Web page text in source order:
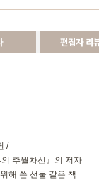
편집자 리
/
추월차선』의 저자
해 쓴 선물 같은 책